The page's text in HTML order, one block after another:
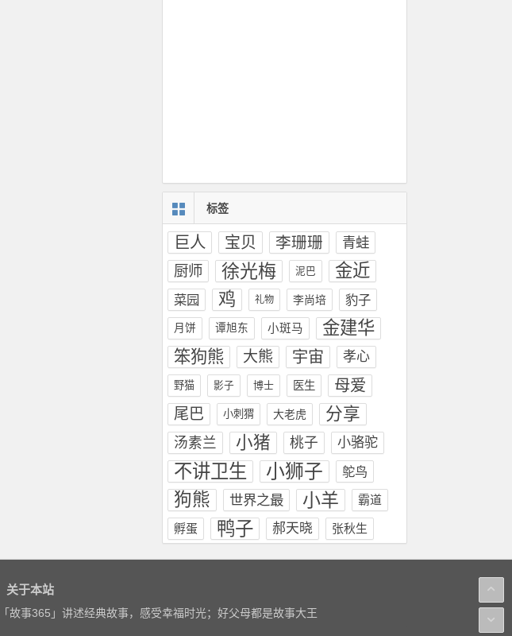
标签
巨人 宝贝 李珊珊 青蛙
厨师 徐光梅 泥巴 金近
菜园 鸡 礼物 李尚培 豹子
月饼 谭旭东 小斑马 金建华
笨狗熊 大熊 宇宙 孝心
野猫 影子 博士 医生 母爱
尾巴 小刺猬 大老虎 分享
汤素兰 小猪 桃子 小骆驼
不讲卫生 小狮子 鸵鸟
狗熊 世界之最 小羊 霸道
孵蛋 鸭子 郝天晓 张秋生
关于本站
「故事365」讲述经典故事，感受幸福时光；好父母都是故事大王